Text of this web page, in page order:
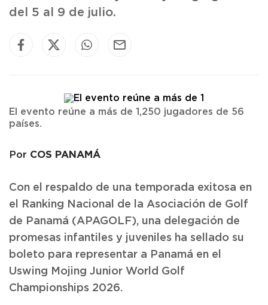
del 5 al 9 de julio.
El evento reúne a más de 1,250 jugadores de 56
países.
Por COS PANAMÁ
Con el respaldo de una temporada exitosa en
el Ranking Nacional de la Asociación de Golf
de Panamá (APAGOLF), una delegación de
promesas infantiles y juveniles ha sellado su
boleto para representar a Panamá en el
Uswing Mojing Junior World Golf
Championships 2026.